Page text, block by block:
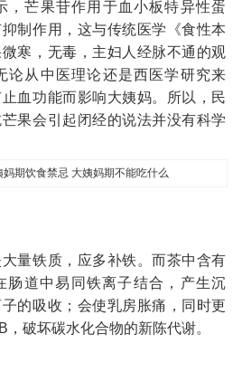
，芒果苷作用于血小板特异性蛋
制作用，这与传统医学《食性本
寒，无毒，主妇人经脉不通的观
论从中医理论还是西医学研究来
血功能而影响大姨妈。所以，民
果会引起闭经的说法并没有科学
量铁质，应多补铁。而茶中含有
肠道中易同铁离子结合，产生沉
的吸收；会使乳房胀痛，同时更
破坏碳水化合物的新陈代谢。